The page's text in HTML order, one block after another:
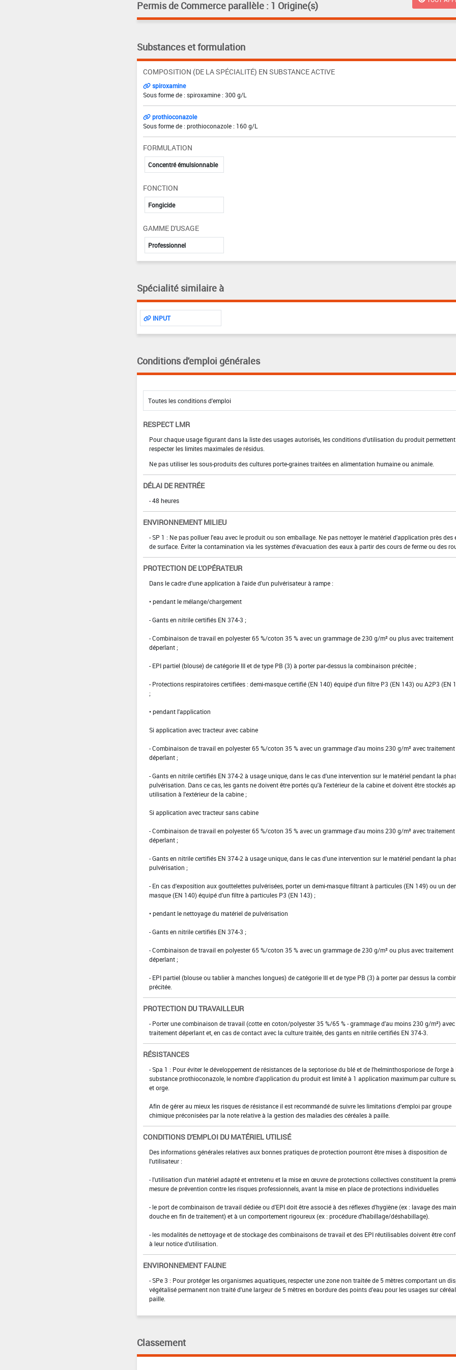
Permis de Commerce parallèle : 1 Origine(s)
Substances et formulation
COMPOSITION (DE LA SPÉCIALITÉ) EN SUBSTANCE ACTIVE
spiroxamine
Sous forme de : spiroxamine : 300 g/L
prothioconazole
Sous forme de : prothioconazole : 160 g/L
FORMULATION
Concentré émulsionnable
FONCTION
Fongicide
GAMME D'USAGE
Professionnel
Spécialité similaire à
INPUT
Conditions d'emploi générales
RESPECT LMR
Pour chaque usage figurant dans la liste des usages autorisés, les conditions d'utilisation du produit
respecter les limites maximales de résidus.
Ne pas utiliser les sous-produits des cultures porte-graines traitées en alimentation humaine ou animale.
DÉLAI DE RENTRÉE
- 48 heures
ENVIRONNEMENT MILIEU
- SP 1 : Ne pas polluer l'eau avec le produit ou son emballage. Ne pas nettoyer le matériel d'application près des
de surface. Éviter la contamination via les systèmes d'évacuation des eaux à partir des cours de ferme ou des
PROTECTION DE L'OPÉRATEUR
Dans le cadre d'une application à l'aide d'un pulvérisateur à rampe :
• pendant le mélange/chargement
- Gants en nitrile certifiés EN 374-3 ;
- Combinaison de travail en polyester 65 %/coton 35 % avec un grammage de 230 g/m² ou plus avec traitement
déperlant ;
- EPI partiel (blouse) de catégorie III et de type PB (3) à porter par-dessus la combinaison précitée ;
- Protections respiratoires certifiées : demi-masque certifié (EN 140) équipé d'un filtre P3 (EN 143) ou A2P3 (EN
;
• pendant l'application
Si application avec tracteur avec cabine
- Combinaison de travail en polyester 65 %/coton 35 % avec un grammage d'au moins 230 g/m² avec traitement
déperlant ;
- Gants en nitrile certifiés EN 374-2 à usage unique, dans le cas d'une intervention sur le matériel pendant la
pulvérisation. Dans ce cas, les gants ne doivent être portés qu'à l'extérieur de la cabine et doivent être stockés
utilisation à l'extérieur de la cabine ;
Si application avec tracteur sans cabine
- Combinaison de travail en polyester 65 %/coton 35 % avec un grammage d'au moins 230 g/m² avec traitement
déperlant ;
- Gants en nitrile certifiés EN 374-2 à usage unique, dans le cas d'une intervention sur le matériel pendant la
pulvérisation ;
- En cas d'exposition aux gouttelettes pulvérisées, porter un demi-masque filtrant à particules (EN 149) ou un
masque (EN 140) équipé d'un filtre à particules P3 (EN 143) ;
• pendant le nettoyage du matériel de pulvérisation
- Gants en nitrile certifiés EN 374-3 ;
- Combinaison de travail en polyester 65 %/coton 35 % avec un grammage de 230 g/m² ou plus avec traitement
déperlant ;
- EPI partiel (blouse ou tablier à manches longues) de catégorie III et de type PB (3) à porter par dessus la
précitée.
PROTECTION DU TRAVAILLEUR
- Porter une combinaison de travail (cotte en coton/polyester 35 %/65 % - grammage d'au moins 230 g/m²) avec
traitement déperlant et, en cas de contact avec la culture traitée, des gants en nitrile certifiés EN 374-3.
RÉSISTANCES
- Spa 1 : Pour éviter le développement de résistances de la septoriose du blé et de l'helminthosporiose de l'orge à
substance prothioconazole, le nombre d'application du produit est limité à 1 application maximum par culture
et orge.
Afin de gérer au mieux les risques de résistance il est recommandé de suivre les limitations d'emploi par groupe
chimique préconisées par la note relative à la gestion des maladies des céréales à paille.
CONDITIONS D'EMPLOI DU MATÉRIEL UTILISÉ
Des informations générales relatives aux bonnes pratiques de protection pourront être mises à disposition de
l'utilisateur :
- l'utilisation d'un matériel adapté et entretenu et la mise en œuvre de protections collectives constituent la
mesure de prévention contre les risques professionnels, avant la mise en place de protections individuelles
- le port de combinaison de travail dédiée ou d'EPI doit être associé à des réflexes d'hygiène (ex : lavage des
douche en fin de traitement) et à un comportement rigoureux (ex : procédure d'habillage/déshabillage).
- les modalités de nettoyage et de stockage des combinaisons de travail et des EPI réutilisables doivent être
à leur notice d'utilisation.
ENVIRONNEMENT FAUNE
- SPe 3 : Pour protéger les organismes aquatiques, respecter une zone non traitée de 5 mètres comportant un
végétalisé permanent non traité d'une largeur de 5 mètres en bordure des points d'eau pour les usages sur
paille.
Classement